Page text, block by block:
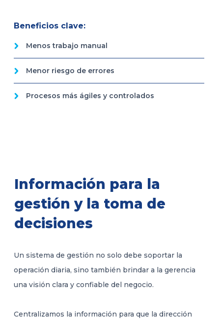
Beneficios clave:
Menos trabajo manual
Menor riesgo de errores
Procesos más ágiles y controlados
Información para la
gestión y la toma de
decisiones
Un sistema de gestión no solo debe soportar la
operación diaria, sino también brindar a la gerencia
una visión clara y confiable del negocio.
Centralizamos la información para que la dirección